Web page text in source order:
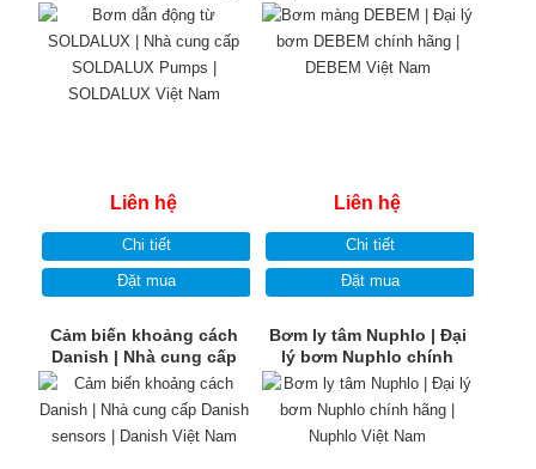
cấp SOLDALUX Pumps |
SOLDALUX Việt Nam
Liên hệ
Chi tiết
Đặt mua
hãng | DEBEM Việt Nam
Liên hệ
Chi tiết
Đặt mua
Cảm biến khoảng cách
Danish | Nhà cung cấp
Danish sensors | Danish
Việt Nam
Bơm ly tâm Nuphlo | Đại
lý bơm Nuphlo chính
hãng | Nuphlo Việt Nam